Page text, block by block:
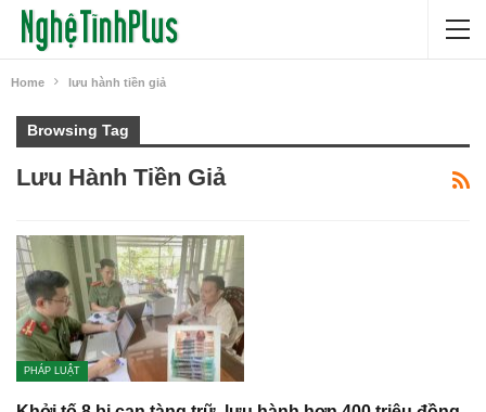
Home lưu hành tiền giả
Browsing Tag
Lưu Hành Tiền Giả
PHÁP LUẬT